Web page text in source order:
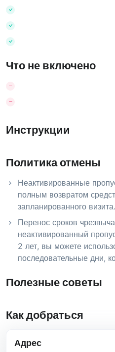
Что не включено
Инструкции
Политика отмены
Неактивированные
полным возвратом
запланированного визита.
Перенос сроков
неактивированный
2 лет, вы можете
последовательные дни,
Полезные советы
Как добраться
Адрес